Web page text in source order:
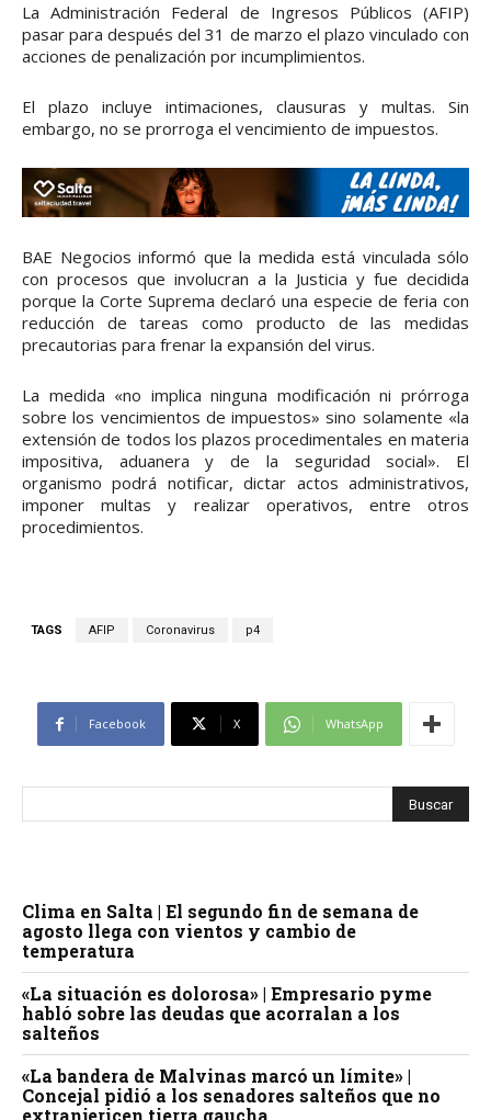
La Administración Federal de Ingresos Públicos (AFIP)
pasar para después del 31 de marzo el plazo vinculado con
acciones de penalización por incumplimientos.
El plazo incluye intimaciones, clausuras y multas. Sin
embargo, no se prorroga el vencimiento de impuestos.
BAE Negocios informó que la medida está vinculada sólo
con procesos que involucran a la Justicia y fue decidida
porque la Corte Suprema declaró una especie de feria con
reducción de tareas como producto de las medidas
precautorias para frenar la expansión del virus.
La medida «no implica ninguna modificación ni prórroga
sobre los vencimientos de impuestos» sino solamente «la
extensión de todos los plazos procedimentales en materia
impositiva, aduanera y de la seguridad social». El
organismo podrá notificar, dictar actos administrativos,
imponer multas y realizar operativos, entre otros
procedimientos.
TAGS AFIP Coronavirus p4
Facebook X WhatsApp
Clima en Salta | El segundo fin de semana de
agosto llega con vientos y cambio de
temperatura
«La situación es dolorosa» | Empresario pyme
habló sobre las deudas que acorralan a los
salteños
«La bandera de Malvinas marcó un límite» |
Concejal pidió a los senadores salteños que no
extranjericen tierra gaucha